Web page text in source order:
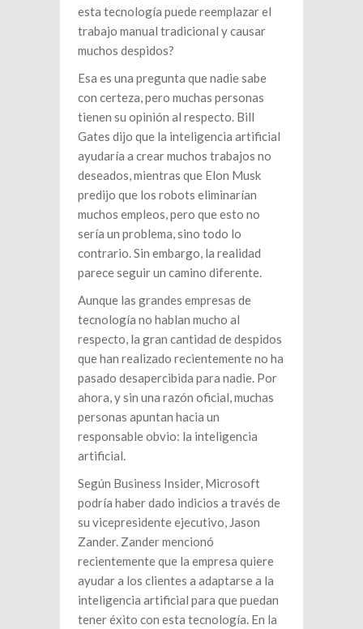
esta tecnología puede reemplazar el
trabajo manual tradicional y causar
muchos despidos?
Esa es una pregunta que nadie sabe
con certeza, pero muchas personas
tienen su opinión al respecto. Bill
Gates dijo que la inteligencia artificial
ayudaría a crear muchos trabajos no
deseados, mientras que Elon Musk
predijo que los robots eliminarían
muchos empleos, pero que esto no
sería un problema, sino todo lo
contrario. Sin embargo, la realidad
parece seguir un camino diferente.
Aunque las grandes empresas de
tecnología no hablan mucho al
respecto, la gran cantidad de despidos
que han realizado recientemente no ha
pasado desapercibida para nadie. Por
ahora, y sin una razón oficial, muchas
personas apuntan hacia un
responsable obvio: la inteligencia
artificial.
Según Business Insider, Microsoft
podría haber dado indicios a través de
su vicepresidente ejecutivo, Jason
Zander. Zander mencionó
recientemente que la empresa quiere
ayudar a los clientes a adaptarse a la
inteligencia artificial para que puedan
tener éxito con esta tecnología. En la